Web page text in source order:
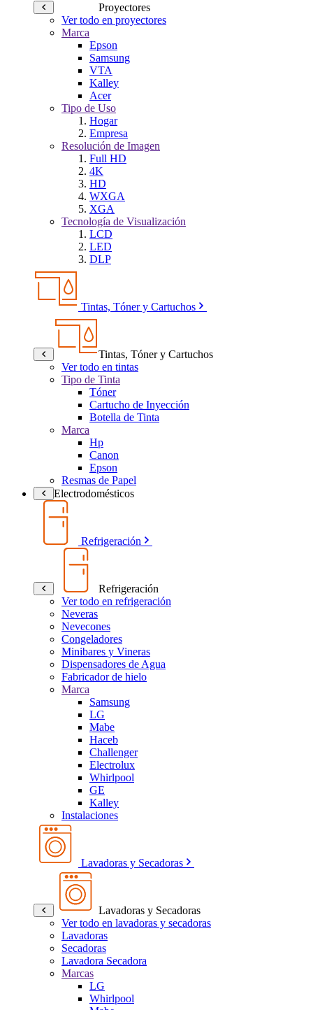
Proyectores
Ver todo en proyectores
Marca
Epson
Samsung
VTA
Kalley
Acer
Tipo de Uso
Hogar
Empresa
Resolución de Imagen
Full HD
4K
HD
WXGA
XGA
Tecnología de Visualización
LCD
LED
DLP
Tintas, Tóner y Cartuchos
Tintas, Tóner y Cartuchos
Ver todo en tintas
Tipo de Tinta
Tóner
Cartucho de Inyección
Botella de Tinta
Marca
Hp
Canon
Epson
Resmas de Papel
Electrodomésticos
Refrigeración
Refrigeración
Ver todo en refrigeración
Neveras
Nevecones
Congeladores
Minibares y Vineras
Dispensadores de Agua
Fabricador de hielo
Marca
Samsung
LG
Mabe
Haceb
Challenger
Electrolux
Whirlpool
GE
Kalley
Instalaciones
Lavadoras y Secadoras
Lavadoras y Secadoras
Ver todo en lavadoras y secadoras
Lavadoras
Secadoras
Lavadora Secadora
Marcas
LG
Whirlpool